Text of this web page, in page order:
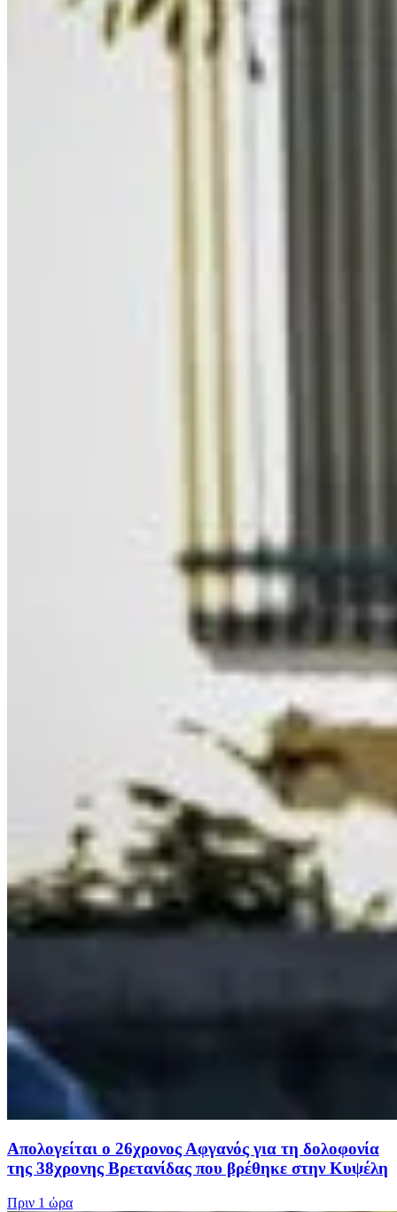
Απολογείται ο 26χρονος Αφγανός για τη δολοφονία
της 38χρονης Βρετανίδας που βρέθηκε στην Κυψέλη
Πριν 1 ώρα